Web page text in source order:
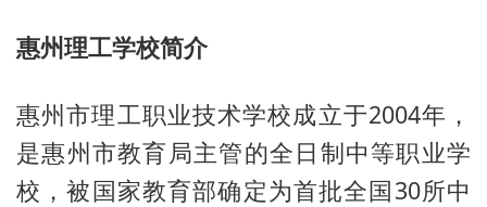
惠州理工学校简介
惠州市理工职业技术学校成立于2004年，
是惠州市教育局主管的全日制中等职业学
校，被国家教育部确定为首批全国30所中